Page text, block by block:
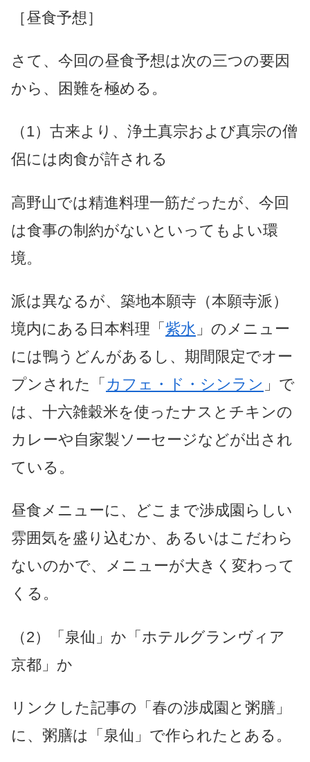
［昼食予想］
さて、今回の昼食予想は次の三つの要因
から、困難を極める。
（1）古来より、浄土真宗および真宗の僧
侶には肉食が許される
高野山では精進料理一筋だったが、今回
は食事の制約がないといってもよい環
境。
派は異なるが、築地本願寺（本願寺派）
境内にある日本料理「 紫水 」のメニュー
には鴨うどんがあるし、期間限定でオー
プンされた「 カフェ・ド・シンラン 」で
は、十六雑穀米を使ったナスとチキンの
カレーや自家製ソーセージなどが出され
ている。
昼食メニューに、どこまで渉成園らしい
雰囲気を盛り込むか、あるいはこだわら
ないのかで、メニューが大きく変わって
くる。
（2）「泉仙」か「ホテルグランヴィア
京都」か
リンクした記事の「春の渉成園と粥膳」
に、粥膳は「泉仙」で作られたとある。